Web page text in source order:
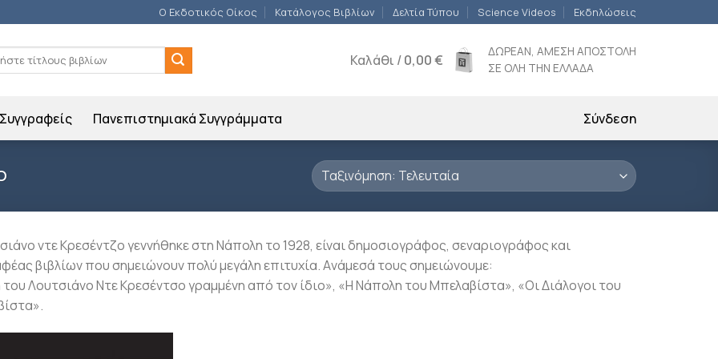
Ο Εκδοτικός Οίκος Κατάλογος Βιβλίων Δελτία Τύπου Science Videos Εκδηλώσεις
Καλάθι /0,00€
ΔΩΡΕΑΝ, ΑΜΕΣΗ ΑΠΟΣΤΟΛΗ
ΣΕ ΟΛΗ ΤΗΝ ΕΛΛΑΔΑ
Συγγραφείς Πανεπιστημιακά Συγγράμματα Σύνδεση
ντε Κρεσέντζο γεννήθηκε στη Nάπολη το 1928, είναι δημοσιογράφος, σεναριογράφος και
βιβλίων που σημειώνουν πολύ μεγάλη επιτυχία. Aνάμεσά τους σημειώνουμε:
Λουτσιάνο Nτε Kρεσέντσο γραμμένη από τον ίδιο», «H Nάπολη του Mπελαβίστα», «Oι Διάλογοι του